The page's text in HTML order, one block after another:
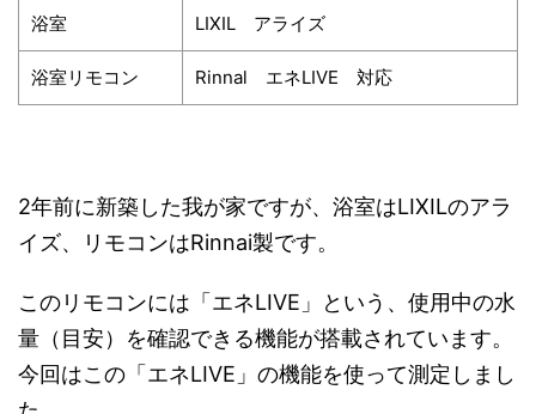
浴室 LIXIL アライズ
浴室リモコン Rinnal エネLIVE 対応
2年前に新築した我が家ですが、浴室はLIXILのアラ
イズ、リモコンはRinnai製です。
このリモコンには「エネLIVE」という、使用中の水
量（目安）を確認できる機能が搭載されています。
今回はこの「エネLIVE」の機能を使って測定しまし